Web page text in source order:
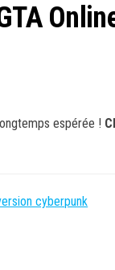
espérée !
cyberpunk